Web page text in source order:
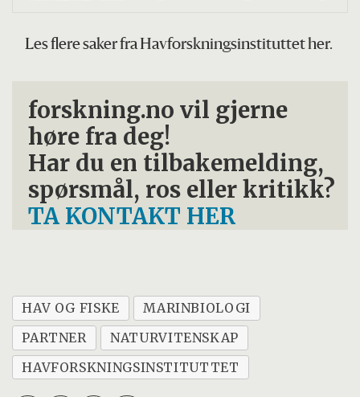
Les flere saker fra Havforskningsinstituttet her.
forskning.no vil gjerne
høre fra deg!
Har du en tilbakemelding,
spørsmål, ros eller kritikk?
TA KONTAKT HER
HAV OG FISKE
MARINBIOLOGI
PARTNER
NATURVITENSKAP
HAVFORSKNINGSINSTITUTTET